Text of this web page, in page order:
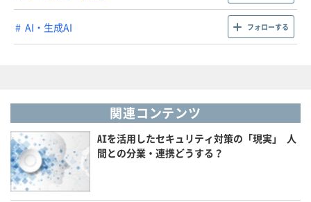
AI・生成AI フォローする
関連コンテンツ
AIを活用したセキュリティ対策の「現実」 人
間との分業・連携どうする？